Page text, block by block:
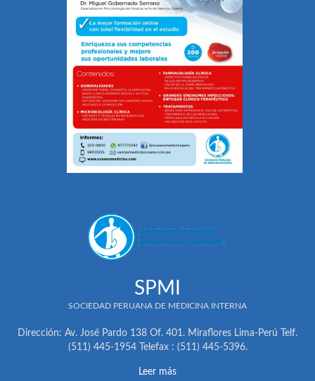
SPMI
SOCIEDAD PERUANA DE MEDICINA INTERNA
Dirección: Av. José Pardo 138 Of. 401. Miraflores Lima-Perú Telf.
(511) 445-1954 Telefax : (511) 445-5396.
Leer más